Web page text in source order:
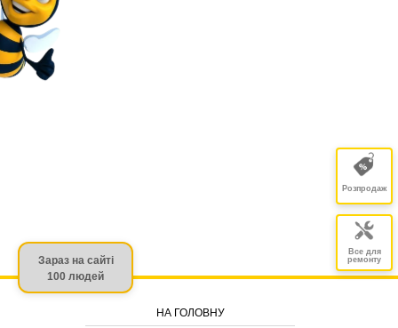
Розпродаж
Все для
ремонту
НА ГОЛОВНУ
Зараз на сайті
100 людей